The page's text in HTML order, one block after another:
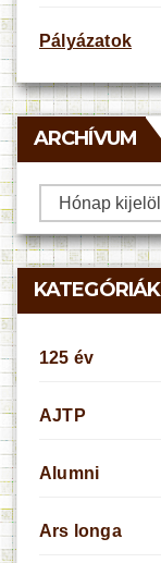
Pályázatok
ARCHÍVUM
Archívum
KATEGÓRIÁK
125 év
AJTP
Alumni
Ars longa